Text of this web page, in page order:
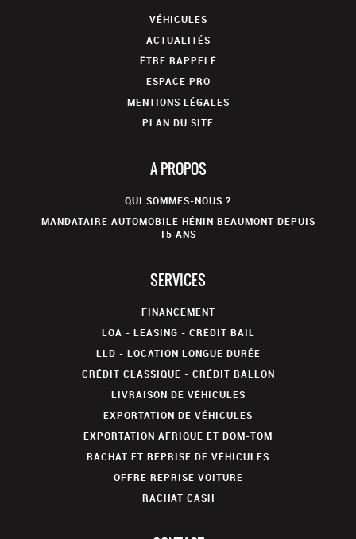
VÉHICULES
ACTUALITÉS
ÊTRE RAPPELÉ
ESPACE PRO
MENTIONS LÉGALES
PLAN DU SITE
A PROPOS
QUI SOMMES-NOUS ?
MANDATAIRE AUTOMOBILE HÉNIN BEAUMONT DEPUIS
15 ANS
SERVICES
FINANCEMENT
LOA - LEASING - CRÉDIT BAIL
LLD - LOCATION LONGUE DURÉE
CRÉDIT CLASSIQUE - CRÉDIT BALLON
LIVRAISON DE VÉHICULES
EXPORTATION DE VÉHICULES
EXPORTATION AFRIQUE ET DOM-TOM
RACHAT ET REPRISE DE VÉHICULES
OFFRE REPRISE VOITURE
RACHAT CASH